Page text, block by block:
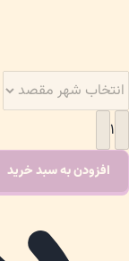
۱
افزودن به سبد خرید